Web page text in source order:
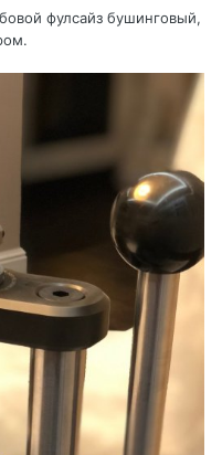
фулсайз бушинговый,